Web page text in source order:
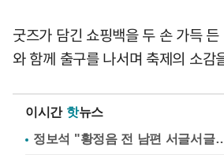
굿즈가 담긴 쇼핑백을 두 손 가득
와 함께 출구를 나서며 축제의 소감
이시간 핫뉴스
정보석 "황정음 전 남편 서글서글